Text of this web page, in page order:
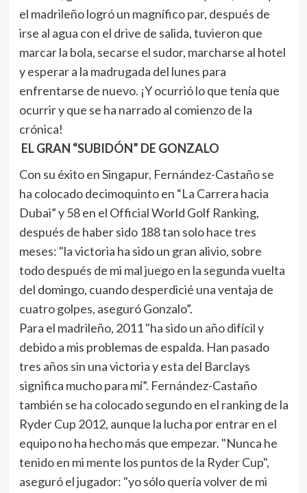
el madrileño logró un magnífico par, después de
irse al agua con el drive de salida, tuvieron que
marcar la bola, secarse el sudor, marcharse al hotel
y esperar a la madrugada del lunes para
enfrentarse de nuevo. ¡Y ocurrió lo que tenía que
ocurrir y que se ha narrado al comienzo de la
crónica!
EL GRAN “SUBIDÓN” DE GONZALO
Con su éxito en Singapur, Fernández-Castaño se
ha colocado decimoquinto en “La Carrera hacia
Dubai” y 58 en el Official World Golf Ranking,
después de haber sido 188 tan solo hace tres
meses: "la victoria ha sido un gran alivio, sobre
todo después de mi mal juego en la segunda vuelta
del domingo, cuando desperdicié una ventaja de
cuatro golpes, aseguró Gonzalo”.
Para el madrileño, 2011 "ha sido un año difícil y
debido a mis problemas de espalda. Han pasado
tres años sin una victoria y esta del Barclays
significa mucho para mí”. Fernández-Castaño
también se ha colocado segundo en el ranking de la
Ryder Cup 2012, aunque la lucha por entrar en el
equipo no ha hecho más que empezar. "Nunca he
tenido en mi mente los puntos de la Ryder Cup",
aseguró el jugador: "yo sólo quería volver de mi